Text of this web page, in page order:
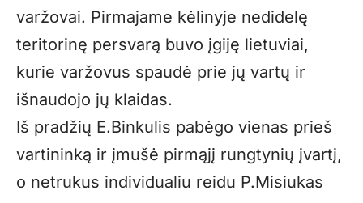
varžovai. Pirmajame kėlinyje nedidelę
teritorinę persvarą buvo įgiję lietuviai,
kurie varžovus spaudė prie jų vartų ir
išnaudojo jų klaidas.
Iš pradžių E.Binkulis pabėgo vienas prieš
vartininką ir įmušė pirmąjį rungtynių įvartį,
o netrukus individualiu reidu P.Misiukas